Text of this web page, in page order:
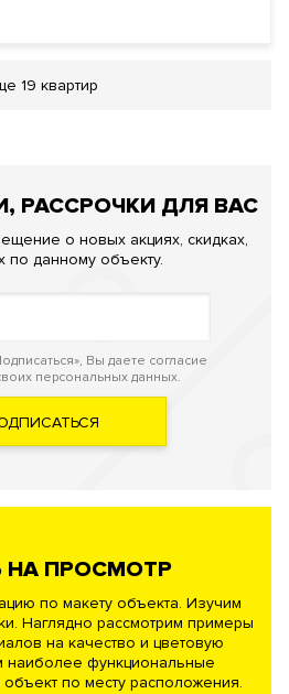
19 квартир
РАССРОЧКИ ДЛЯ ВАС
о новых акциях, скидках,
по данному объекту.
Вы даете согласие
персональных данных.
НА ПРОСМОТР
по макету объекта. Изучим
Наглядно рассмотрим примеры
на качество и цветовую
наиболее функциональные
по месту расположения.